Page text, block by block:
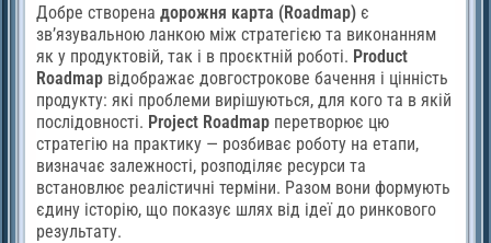
Добре створена дорожня карта (Roadmap) є
зв’язувальною ланкою між стратегією та виконанням
як у продуктовій, так і в проєктній роботі. Product
Roadmap відображає довгострокове бачення і цінність
продукту: які проблеми вирішуються, для кого та в якій
послідовності. Project Roadmap перетворює цю
стратегію на практику — розбиває роботу на етапи,
визначає залежності, розподіляє ресурси та
встановлює реалістичні терміни. Разом вони формують
єдину історію, що показує шлях від ідеї до ринкового
результату.